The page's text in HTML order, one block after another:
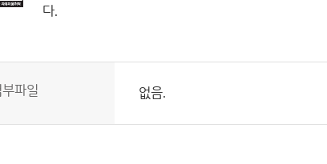
다.
부파일 없음.